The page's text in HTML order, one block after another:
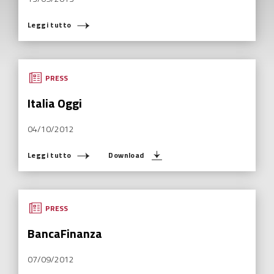
Leggi tutto
PRESS
Italia Oggi
04/10/2012
Leggi tutto Download
PRESS
BancaFinanza
07/09/2012